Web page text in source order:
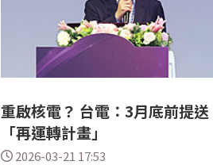
重啟核電？ 台電：3月底前提送
「再運轉計畫」
2026-03-21 17:53